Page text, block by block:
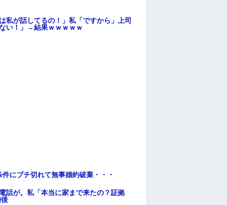
私が話してるの！」私「ですから」上司
い！」→結果ｗｗｗｗｗ
にブチ切れて無事婚約破棄・・・
話が。私「本当に家まで来たの？証拠